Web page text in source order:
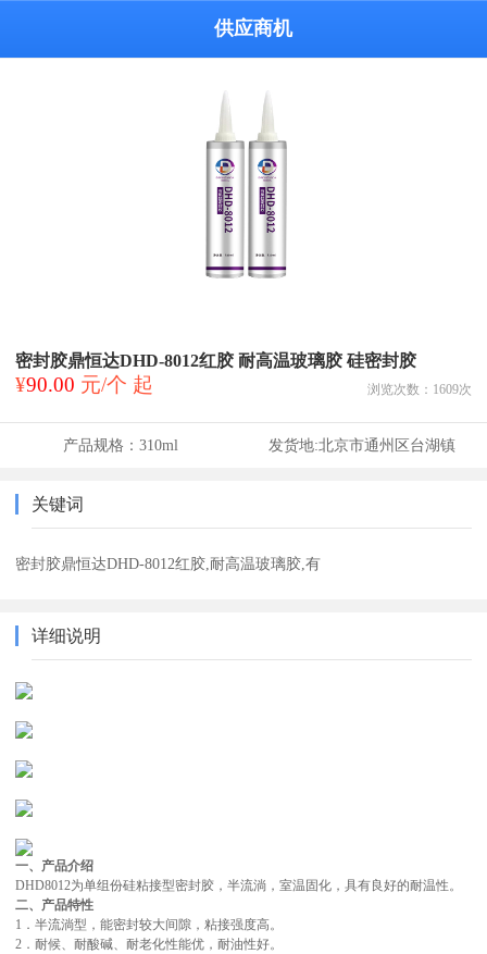
供应商机
密封胶鼎恒达DHD-8012红胶 耐高温玻璃胶 硅密封胶
¥90.00 元/个 起 浏览次数： 1609次
产品规格： 310ml 发货地:北京市通州区台湖镇
关键词
密封胶鼎恒达DHD-8012红胶,耐高温玻璃胶,有
详细说明
一、产品介绍
DHD8012为单组份硅粘接型密封胶 ，半流淌，室温固化，具有良好的耐温性。
二、产品特性
1 ．半流淌型，能密封较大间隙 ，粘接强度高。
2 ．耐候、耐酸碱、耐老化性能优 ，耐油性好。